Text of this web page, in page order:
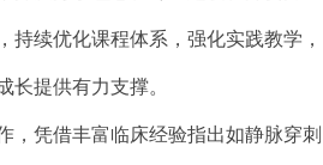
续优化课程体系，强化实践教学，
提供有力支撑。
，凭借丰富临床经验指出如静脉穿刺